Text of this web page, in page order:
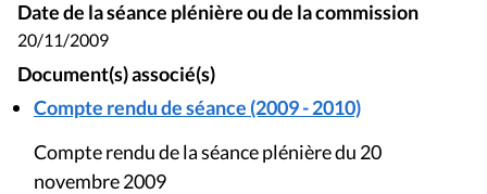
Date de la séance plénière ou de la commission
20/11/2009
Document(s) associé(s)
Compte rendu de séance (2009 - 2010)
Compte rendu de la séance plénière du 20
novembre 2009